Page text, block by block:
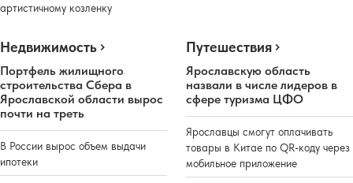
артистичному козленку
Недвижимость
Портфель жилищного
строительства Сбера в
Ярославской области вырос
почти на треть
В России вырос объем выдачи
ипотеки
Путешествия
Ярославскую область
назвали в числе лидеров в
сфере туризма ЦФО
Ярославцы смогут оплачивать
товары в Китае по QR-коду через
мобильное приложение